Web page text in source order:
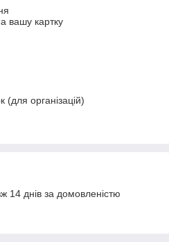
вашу картку
(для організацій)
14 днів за домовленістю